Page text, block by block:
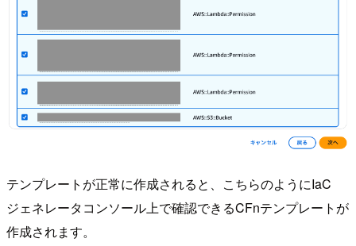
テンプレートが正常に作成されると、こちらのようにIaC
ジェネレータコンソール上で確認できるCFnテンプレートが
作成されます。